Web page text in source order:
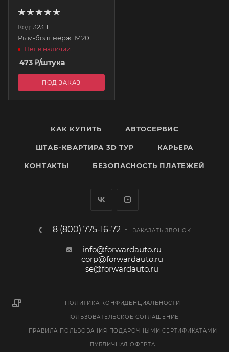
Код: 32311
Рым-болт нерж. М20
Нет в наличии
473 ₽/штука
ПОД ЗАКАЗ
КАК КУПИТЬ АВТОСЕРВИС
ШТАБ-КВАРТИРА 3D ТУР КАРЬЕРА
КОНТАКТЫ БЕЗОПАСНОСТЬ ПЛАТЕЖЕЙ
8 (800) 775-16-72 ЗАКАЗАТЬ ЗВОНОК
info@forwardauto.ru
corp@forwardauto.ru
se@forwardauto.ru
ПОЛИТИКА КОНФИДЕНЦИАЛЬНОСТИ
ПОЛЬЗОВАТЕЛЬСКОЕ СОГЛАШЕНИЕ
ПРАВИЛА ПОЛЬЗОВАНИЯ ПОДАРОЧНЫМИ СЕРТИФИКАТАМИ
ПУБЛИЧНАЯ ОФЕРТА